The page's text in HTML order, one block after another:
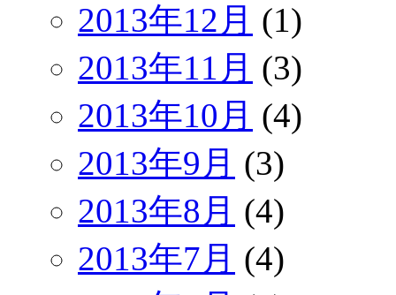
2013年12月 (1)
2013年11月 (3)
2013年10月 (4)
2013年9月 (3)
2013年8月 (4)
2013年7月 (4)